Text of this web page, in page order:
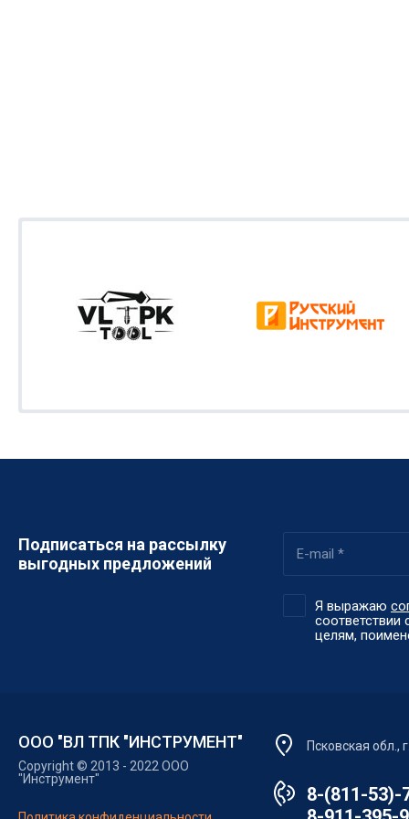
Подписаться на рассылку
выгодных предложений
Я выражаю
соответствии
целям,
ООО "ВЛ ТПК "ИНСТРУМЕНТ"
Copyright © 2013 - 2022 ООО
"Инструмент"
Псковская обл.,
8-(811-53)-